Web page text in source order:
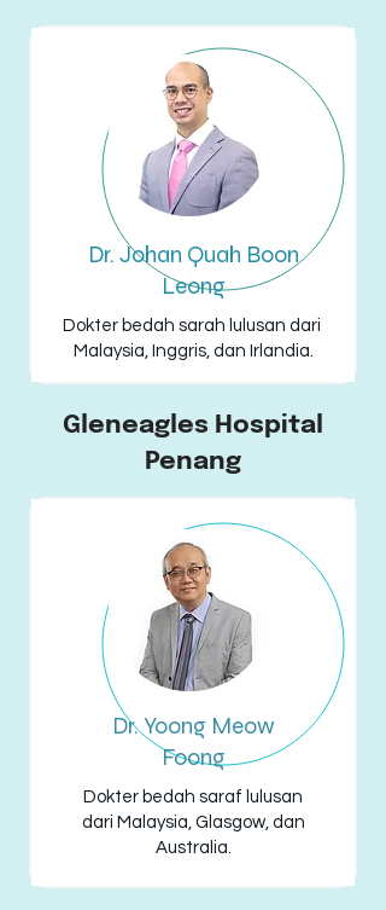
Dr. Johan Quah Boon
Leong
Dokter bedah sarah lulusan dari
Malaysia, Inggris, dan Irlandia.
Gleneagles Hospital
Penang
Dr. Yoong Meow
Foong
Dokter bedah saraf lulusan
dari Malaysia, Glasgow, dan
Australia.